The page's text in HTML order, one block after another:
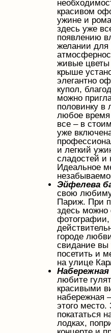
красивом
ужине и
здесь уже
появлению
желании
живые цветы
крыше
элегантно
купол,
можно
половинку в
любое время
все – в
уже
и легкий
сладостей и
Идеальное
Эйфелева
свою
Париж. При
здесь можно
городе
свидание вы
посетить и
на улице
Набережная
любите
красивыми
набережная
этого
покататься
лодках,